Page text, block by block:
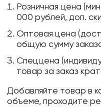
Розничная цена
000 рублей, доп.
Оптовая цена
общую сумму
Спеццена
товар за заказ
Добавляйте товар в
объеме, проходите